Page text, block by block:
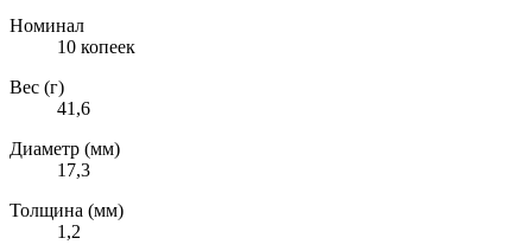
Номинал
10 копеек
Вес (г)
41,6
Диаметр (мм)
17,3
Толщина (мм)
1,2